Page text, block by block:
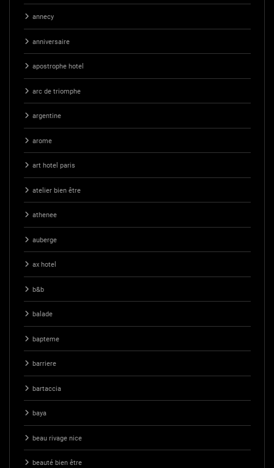
annecy
anniversaire
apostrophe hotel
arc de triomphe
argentine
arome
art hotel paris
atelier bien être
athenee
auberge
ax hotel
b&b
balade
bapteme
barriere
bartaccia
baya
beau rivage nice
beauté bien être